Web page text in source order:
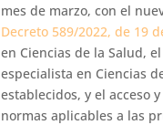
mes de marzo, con el
Decreto 589/2022, de 19
en Ciencias de la Salud,
especialista en Ciencias
establecidos, y el acceso
normas aplicables a las